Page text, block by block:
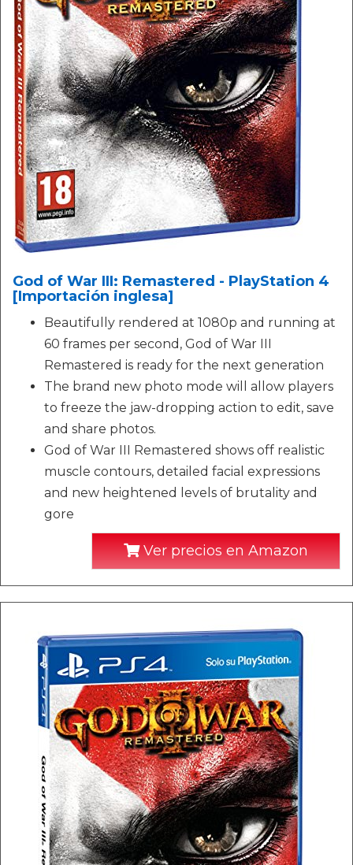
God of War III: Remastered - PlayStation 4
[Importación inglesa]
Beautifully rendered at 1080p and running at
60 frames per second, God of War III
Remastered is ready for the next generation
The brand new photo mode will allow players
to freeze the jaw-dropping action to edit, save
and share photos.
God of War III Remastered shows off realistic
muscle contours, detailed facial expressions
and new heightened levels of brutality and
gore
Ver precios en Amazon